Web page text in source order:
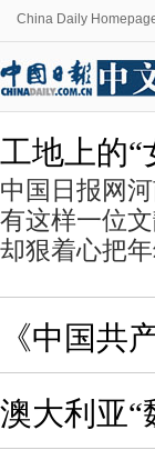
China Daily
工地上的“
中国日报网
有这样一位
却狠着心把
《中国共
澳大利亚“